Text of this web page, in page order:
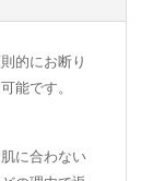
的にお断り
能です。
に合わない